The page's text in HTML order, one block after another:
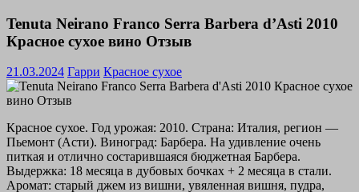
Tenuta Neirano Franco Serra Barbera d’Asti 2010
Красное сухое вино Отзыв
21.03.2024 Гарри Красное сухое
Красное сухое. Год урожая: 2010. Страна: Италия, регион —
Пьемонт (Асти). Виноград: Барбера. На удивление очень
питкая и отлично состарившаяся бюджетная Барбера.
Выдержка: 18 месяца в дубовых бочках + 2 месяца в стали.
Аромат: старый джем из вишни, увяленная вишня, пудра,